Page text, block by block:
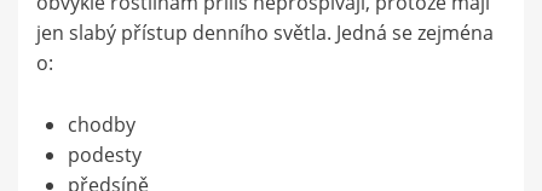
jen slabý přístup denního světla. Jedná se zejména
o:
chodby
podesty
předsíně